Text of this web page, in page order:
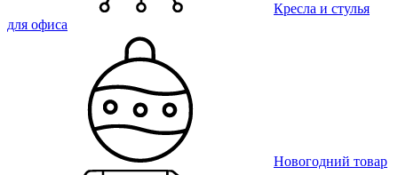
Кресла и стулья
для офиса
Новогодний товар